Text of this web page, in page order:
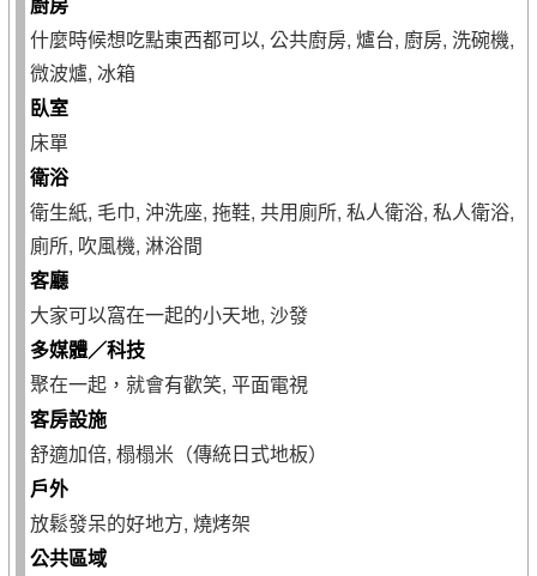
什麼時候想吃點東西都可以, 公共廚房, 爐台, 廚房, 洗碗機,
微波爐, 冰箱
臥室
床單
衛浴
衛生紙, 毛巾, 沖洗座, 拖鞋, 共用廁所, 私人衛浴, 私人衛浴,
廁所, 吹風機, 淋浴間
客廳
大家可以窩在一起的小天地, 沙發
多媒體／科技
聚在一起，就會有歡笑, 平面電視
客房設施
舒適加倍, 榻榻米（傳統日式地板）
戶外
放鬆發呆的好地方, 燒烤架
公共區域